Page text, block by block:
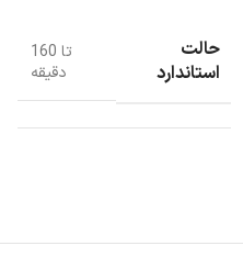
حالت
استاندارد
تا 160
دقیقه